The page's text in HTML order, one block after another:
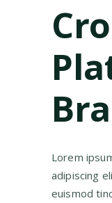
Lorem
adipiscing
euismod